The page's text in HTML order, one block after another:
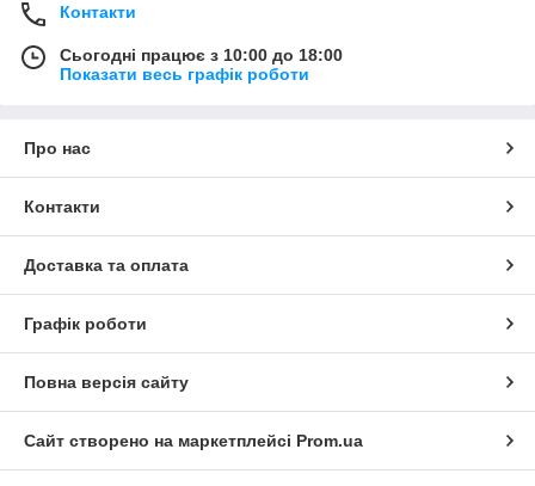
Контакти
Сьогодні працює з 10:00 до 18:00
Показати весь графік роботи
Про нас
Контакти
Доставка та оплата
Графік роботи
Повна версія сайту
Сайт створено на маркетплейсі Prom.ua